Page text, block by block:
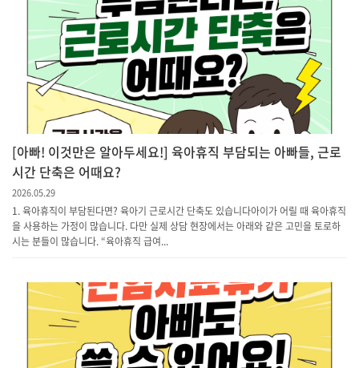
[아빠! 이것만은 알아두세요!] 육아휴직 부담되는 아빠들, 근로
시간 단축은 어때요?
2026.05.29
1. 육아휴직이 부담된다면? 육아기 근로시간 단축도 있습니다아이가 어릴 때 육아휴직
을 사용하는 가정이 많습니다. 다만 실제 상담 현장에서는 아래와 같은 고민을 토로하
시는 분들이 많습니다. “육아휴직 급여...